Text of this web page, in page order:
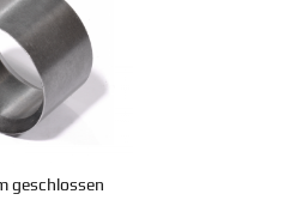
geschlossen